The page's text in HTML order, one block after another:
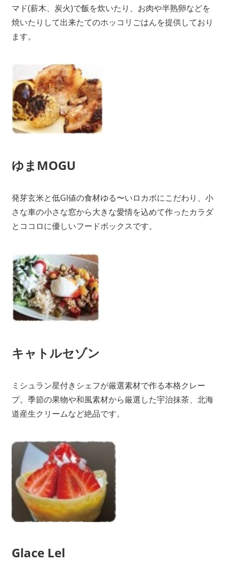
マド(薪木、炭火)で飯を炊いたり、お肉や半熟卵などを
焼いたりして出来たてのホッコリごはんを提供しており
ます。
ゆまMOGU
発芽玄米と低GI値の食材ゆる〜いロカボにこだわり、小
さな車の小さな窓から大きな愛情を込めて作ったカラダ
とココロに優しいフードボックスです。
キャトルセゾン
ミシュラン星付きシェフが厳選素材で作る本格クレー
プ。季節の果物や和風素材から厳選した宇治抹茶、北海
道産生クリームなど絶品です。
Glace Lel